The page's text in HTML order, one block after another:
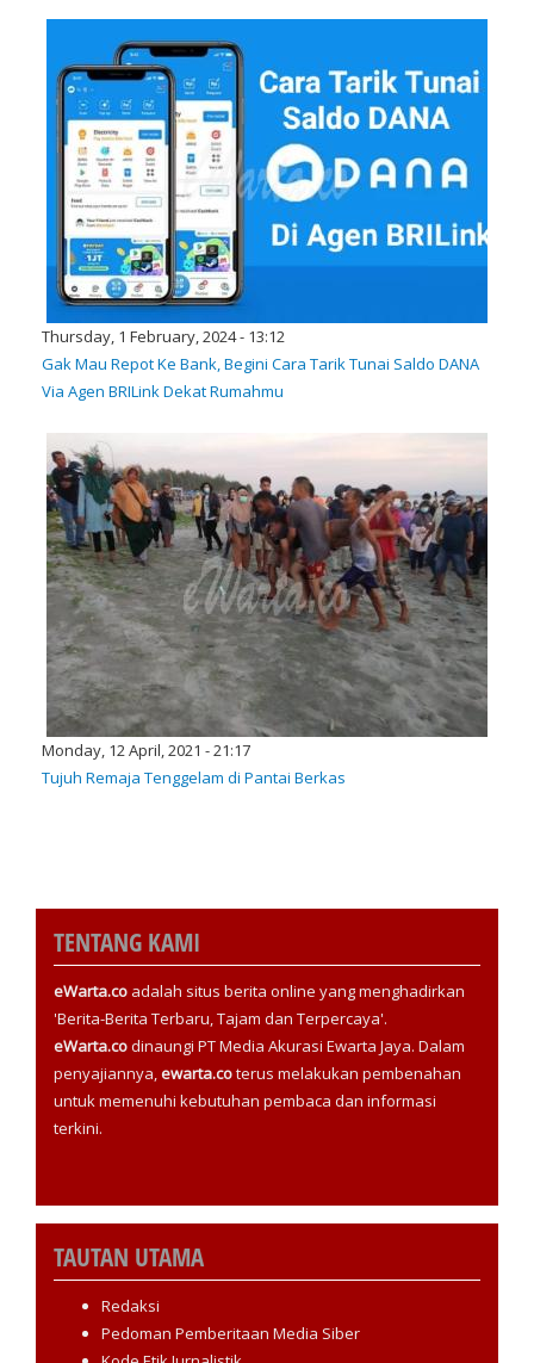
Thursday, 1 February, 2024 - 13:12
Gak Mau Repot Ke Bank, Begini Cara Tarik Tunai Saldo DANA
Via Agen BRILink Dekat Rumahmu
Monday, 12 April, 2021 - 21:17
Tujuh Remaja Tenggelam di Pantai Berkas
TENTANG KAMI
eWarta.co adalah situs berita online yang menghadirkan
'Berita-Berita Terbaru, Tajam dan Terpercaya'.
eWarta.codinaungi PT Media Akurasi Ewarta Jaya. Dalam
penyajiannya,ewarta.coterus melakukan pembenahan
untuk memenuhi kebutuhan pembaca dan informasi
terkini.
TAUTAN UTAMA
Redaksi
Pedoman Pemberitaan Media Siber